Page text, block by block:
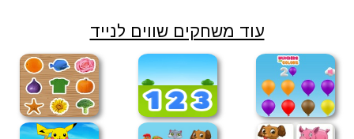
משחקי בנות אשליות
מתכונים טריוויה מגניבים חדשים
עוד משחקים שווים לנייד